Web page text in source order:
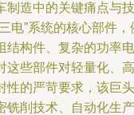
制造中的关键痛点与技
电”系统的核心部件，
结构件、复杂的功率电
这些部件对轻量化、高
性的严苛要求，该巨头
铣削技术、自动化生产